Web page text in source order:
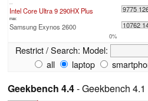
Intel Core Ultra 9 290HX Plus 9775
max:
Samsung Exynos 2600 10762
0%
Restrict / Search: Model:
all
laptop
Geekbench 4.4- Geekbench